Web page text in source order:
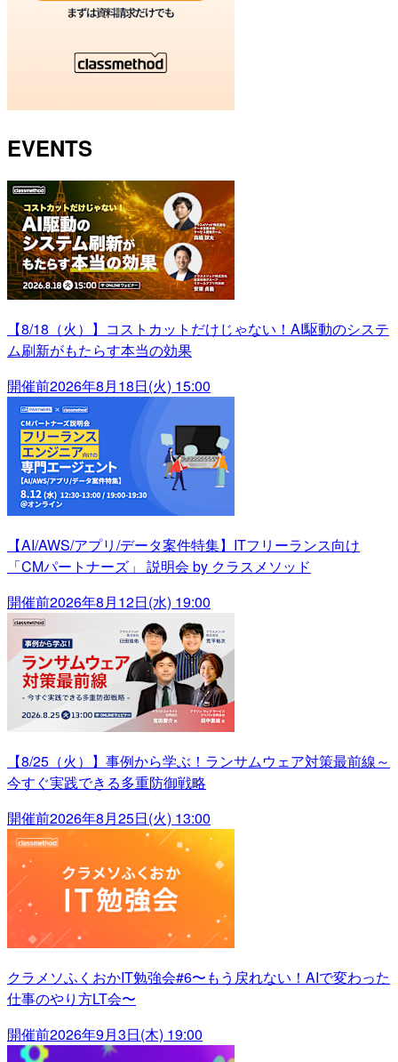
EVENTS
【8/18（火）】コストカットだけじゃない！AI駆動のシステ
ム刷新がもたらす本当の効果
開催前2026年8月18日(火) 15:00
【AI/AWS/アプリ/データ案件特集】ITフリーランス向け
「CMパートナーズ」 説明会 by クラスメソッド
開催前2026年8月12日(水) 19:00
【8/25（火）】事例から学ぶ！ランサムウェア対策最前線～
今すぐ実践できる多重防御戦略
開催前2026年8月25日(火) 13:00
クラメソふくおかIT勉強会#6〜もう戻れない！AIで変わった
仕事のやり方LT会〜
開催前2026年9月3日(木) 19:00